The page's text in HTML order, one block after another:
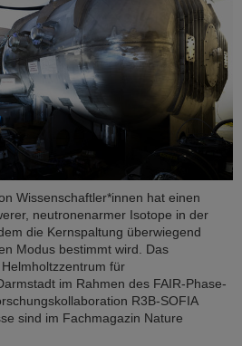
Wissenschaftler*innen hat einen
neutronenarmer Isotope in der
die Kernspaltung überwiegend
Modus bestimmt wird. Das
für
im Rahmen des FAIR-Phase-
R3B-SOFIA
sind im Fachmagazin Nature